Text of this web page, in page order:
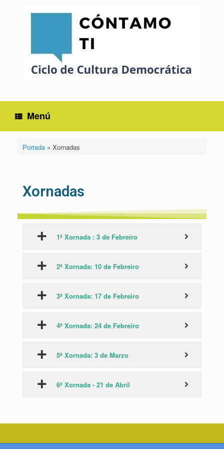
Menú
Portada» Xornadas
Xornadas
1ª Xornada : 3 de Febreiro
2ª Xornada: 10 de Febreiro
3ª Xornada: 17 de Febreiro
4ª Xornada: 24 de Febreiro
5ª Xornada: 3 de Marzo
6ª Xornada - 21 de Abril